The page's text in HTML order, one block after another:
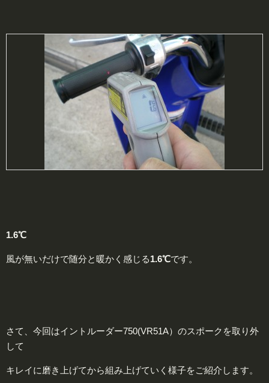
1.6℃
風が無いだけで随分と暖かく感じる1.6℃です。
さて、今回はイントルーダー750(VR51A）のスポークを取り外
して
キレイに磨き上げてから組み上げていく様子をご紹介します。